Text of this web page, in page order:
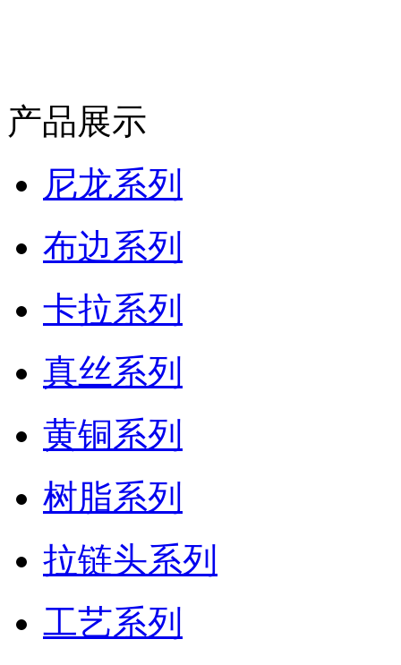
产品展示
尼龙系列
布边系列
卡拉系列
真丝系列
黄铜系列
树脂系列
拉链头系列
工艺系列